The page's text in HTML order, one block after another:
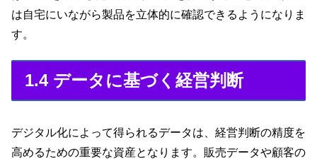
は自宅にいながら製品を立体的に確認できるようになりま
す。
1.4 データに基づく経営判断
デジタル化によって得られるデータは、経営判断の精度を
高めるための重要な資産となります。販売データや顧客の